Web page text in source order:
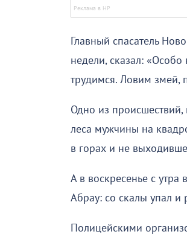
Главный спасатель
недели, сказал:
трудимся. Ловим змей,
Одно из
леса мужчины на
в горах и не
А в воскресенье с
Абрау: со скалы упал и
Полицейскими